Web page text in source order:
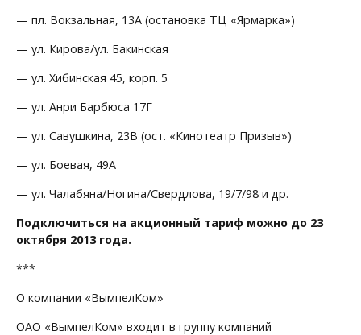
— пл. Вокзальная, 13А (остановка ТЦ «Ярмарка»)
— ул. Кирова/ул. Бакинская
— ул. Хибинская 45, корп. 5
— ул. Анри Барбюса 17Г
— ул. Савушкина, 23В (ост. «Кинотеатр Призыв»)
— ул. Боевая, 49А
— ул. Чалабяна/Ногина/Свердлова, 19/7/98 и др.
Подключиться на акционный тариф можно до 23
октября 2013 года.
***
О компании «ВымпелКом»
ОАО «ВымпелКом» входит в группу компаний